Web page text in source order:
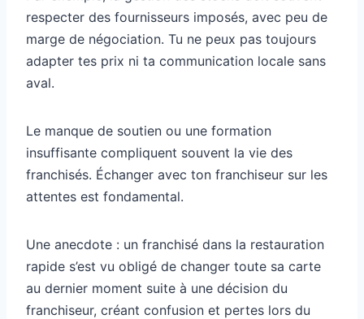
respecter des fournisseurs imposés, avec peu de
marge de négociation. Tu ne peux pas toujours
adapter tes prix ni ta communication locale sans
aval.
Le manque de soutien ou une formation
insuffisante compliquent souvent la vie des
franchisés. Échanger avec ton franchiseur sur les
attentes est fondamental.
Une anecdote : un franchisé dans la restauration
rapide s’est vu obligé de changer toute sa carte
au dernier moment suite à une décision du
franchiseur, créant confusion et pertes lors du